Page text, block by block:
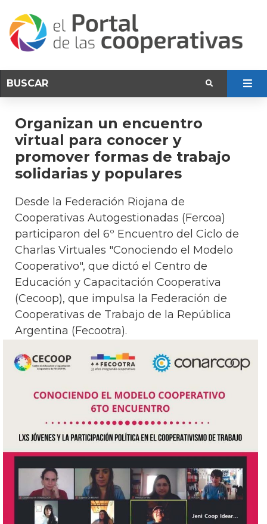
Organizan un encuentro
virtual para conocer y
promover formas de trabajo
solidarias y populares
Desde la Federación Riojana de
Cooperativas Autogestionadas (Fercoa)
participaron del 6º Encuentro del Ciclo de
Charlas Virtuales "Conociendo el Modelo
Cooperativo", que dictó el Centro de
Educación y Capacitación Cooperativa
(Cecoop), que impulsa la Federación de
Cooperativas de Trabajo de la República
Argentina (Fecootra).